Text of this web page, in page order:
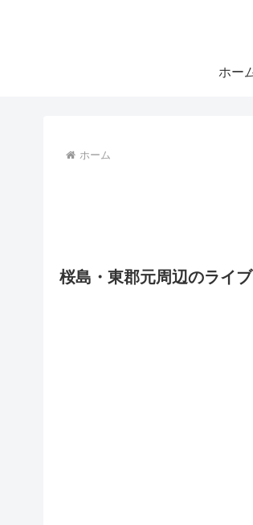
ホー
ホーム
桜島・東郡元周辺のライ